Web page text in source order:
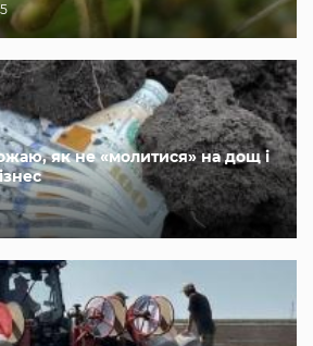
як не «молитися» на дощ і